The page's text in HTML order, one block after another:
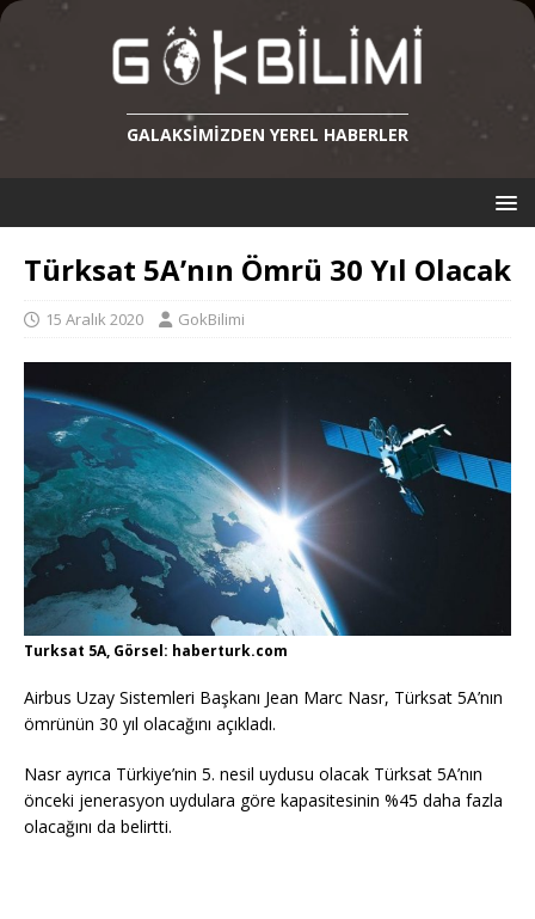
GALAKSIMIZDEN YEREL HABERLER
Türksat 5A’nın Ömrü 30 Yıl Olacak
15 Aralık 2020 GokBilimi
Turksat 5A, Görsel: haberturk.com
Airbus Uzay Sistemleri Başkanı Jean Marc Nasr, Türksat 5A’nın
ömrünün 30 yıl olacağını açıkladı.
Nasr ayrıca Türkiye’nin 5. nesil uydusu olacak Türksat 5A’nın
önceki jenerasyon uydulara göre kapasitesinin %45 daha fazla
olacağını da belirtti.